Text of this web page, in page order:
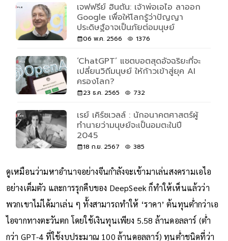
เจฟฟรีย์ ฮินตัน: เจ้าพ่อเอไอ ลาออก
Google เพื่อให้โลกรู้ว่าปัญญา
ประดิษฐ์อาจเป็นภัยต่อมนุษย์
06 พ.ค. 2566 1376
‘ChatGPT’ แชตบอตสุดอัจฉริยะที่จะ
เปลี่ยนวิถีมนุษย์ ให้ก้าวเข้าสู่ยุค AI
ครองโลก?
23 ธ.ค. 2565 732
เรย์ เคิร์ซเวลล์ : นักอนาคตศาสตร์ผู้
ทำนายว่ามนุษย์จะเป็นอมตะในปี
2045
18 ก.ย. 2567 385
ดูเหมือนว่ามหาอำนาจอย่างจีนกำลังจะเข้ามาเล่นสงครามเอไอ
อย่างเต็มตัว และการรุกคืบของ DeepSeek ก็ทำให้เห็นแล้วว่า
พวกเขาไม่ได้มาเล่น ๆ ทั้งสามารถทำให้ ‘ราคา’ ต้นทุนต่ำกว่าเอ
ไอจากทางตะวันตก โดยใช้เงินทุนเพียง 5.58 ล้านดอลลาร์ (ต่ำ
กว่า GPT-4 ที่ใช้งบประมาณ 100 ล้านดอลลาร์) ทุนต่ำชนิดที่ว่า